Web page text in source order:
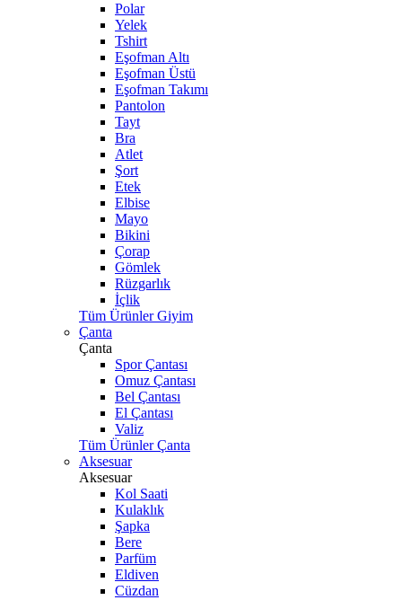
Polar
Yelek
Tshirt
Eşofman Altı
Eşofman Üstü
Eşofman Takımı
Pantolon
Tayt
Bra
Atlet
Şort
Etek
Elbise
Mayo
Bikini
Çorap
Gömlek
Rüzgarlık
İçlik
Tüm Ürünler Giyim
Çanta
Çanta
Spor Çantası
Omuz Çantası
Bel Çantası
El Çantası
Valiz
Tüm Ürünler Çanta
Aksesuar
Aksesuar
Kol Saati
Kulaklık
Şapka
Bere
Parfüm
Eldiven
Cüzdan